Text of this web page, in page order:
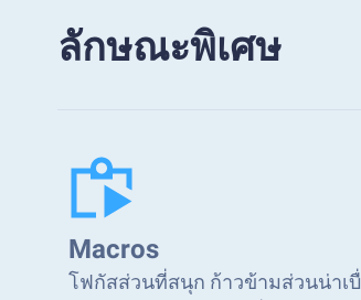
ลักษณะพิเศษ
Macros
โฟกัสส่วนที่สนุก ก้าวข้ามส่วนน่าเบื่